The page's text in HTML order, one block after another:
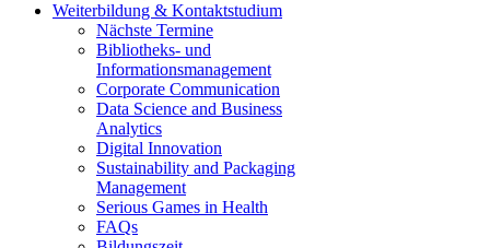
Weiterbildung & Kontaktstudium
Nächste Termine
Bibliotheks- und
Informationsmanagement
Corporate Communication
Data Science and Business
Analytics
Digital Innovation
Sustainability and Packaging
Management
Serious Games in Health
FAQs